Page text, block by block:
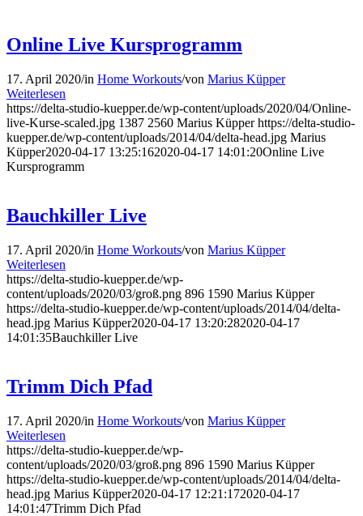
Online Live Kursprogramm
17. April 2020/in Home Workouts/von Marius Küpper
Weiterlesen
https://delta-studio-kuepper.de/wp-content/uploads/2020/04/Online-
live-Kurse-scaled.jpg 1387 2560 Marius Küpper https://delta-studio-
kuepper.de/wp-content/uploads/2014/04/delta-head.jpg Marius
Küpper2020-04-17 13:25:162020-04-17 14:01:20Online Live
Kursprogramm
Bauchkiller Live
17. April 2020/in Home Workouts/von Marius Küpper
Weiterlesen
https://delta-studio-kuepper.de/wp-
content/uploads/2020/03/groß.png 896 1590 Marius Küpper
https://delta-studio-kuepper.de/wp-content/uploads/2014/04/delta-
head.jpg Marius Küpper2020-04-17 13:20:282020-04-17
14:01:35Bauchkiller Live
Trimm Dich Pfad
17. April 2020/in Home Workouts/von Marius Küpper
Weiterlesen
https://delta-studio-kuepper.de/wp-
content/uploads/2020/03/groß.png 896 1590 Marius Küpper
https://delta-studio-kuepper.de/wp-content/uploads/2014/04/delta-
head.jpg Marius Küpper2020-04-17 12:21:172020-04-17
14:01:47Trimm Dich Pfad